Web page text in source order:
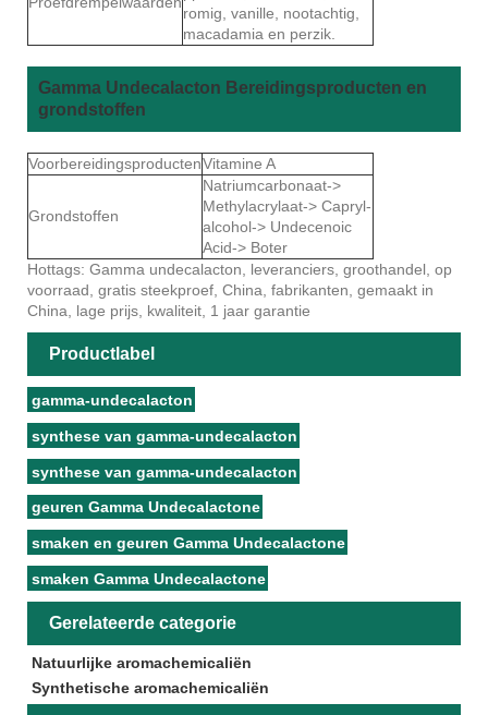
romig, vanille, nootachtig,
macadamia en perzik.
Gamma Undecalacton Bereidingsproducten en
grondstoffen
VoorbereidingsproductenVitamine A
Grondstoffen
Natriumcarbonaat->
Methylacrylaat-> Capryl-
alcohol-> Undecenoic
Acid-> Boter
Hottags: Gamma undecalacton, leveranciers, groothandel, op
voorraad, gratis steekproef, China, fabrikanten, gemaakt in
China, lage prijs, kwaliteit, 1 jaar garantie
Productlabel
gamma-undecalacton
synthese van gamma-undecalacton
synthese van gamma-undecalacton
geuren Gamma Undecalactone
smaken en geuren Gamma Undecalactone
smaken Gamma Undecalactone
Gerelateerde categorie
Natuurlijke aromachemicaliën
Synthetische aromachemicaliën